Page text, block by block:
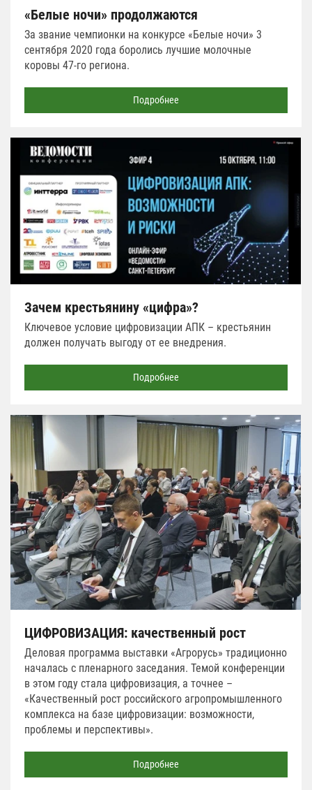
«Белые ночи» продолжаются
За звание чемпионки на конкурсе «Белые ночи» 3
сентября 2020 года боролись лучшие молочные
коровы 47-го региона.
Подробнее
Зачем крестьянину «цифра»?
Ключевое условие цифровизации АПК – крестьянин
должен получать выгоду от ее внедрения.
Подробнее
ЦИФРОВИЗАЦИЯ: качественный рост
Деловая программа выставки «Агрорусь» традиционно
началась с пленарного заседания. Темой конференции
в этом году стала цифровизация, а точнее –
«Качественный рост российского агропромышленного
комплекса на базе цифровизации: возможности,
проблемы и перспективы».
Подробнее